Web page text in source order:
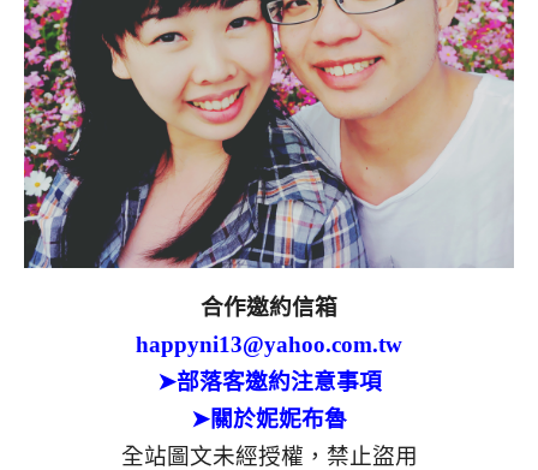
合作邀約信箱
happyni13@yahoo.com.tw
➤部落客邀約注意事項
➤關於妮妮布魯
全站圖文未經授權，禁止盜用